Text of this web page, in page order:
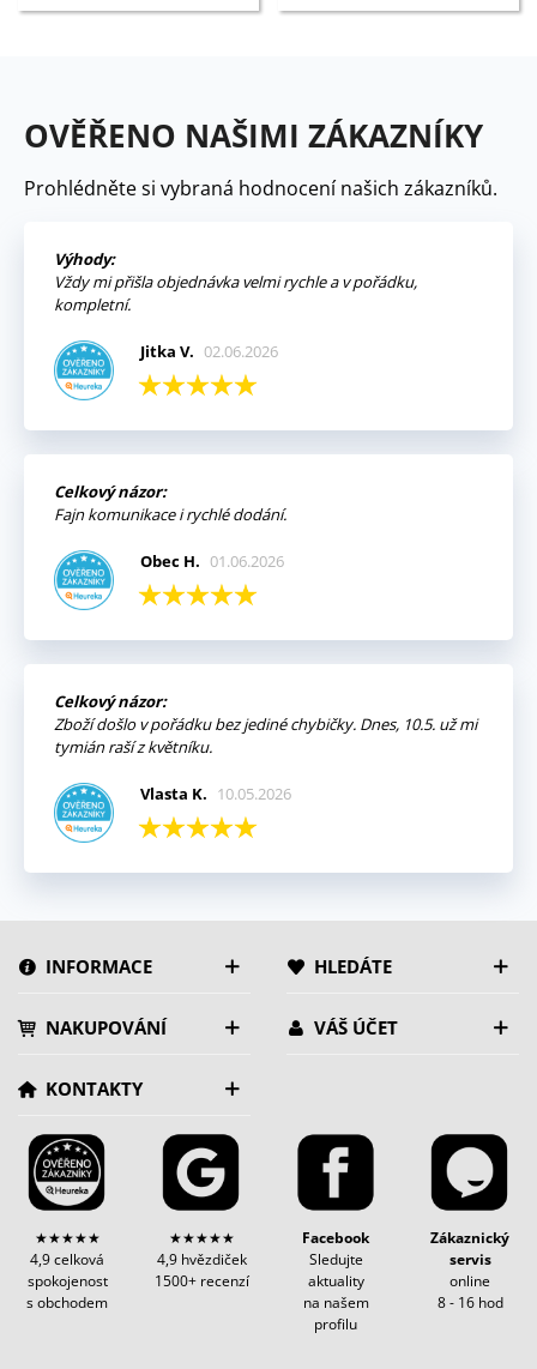
OVĚŘENO NAŠIMI ZÁKAZNÍKY
Prohlédněte si vybraná hodnocení našich zákazníků.
Výhody:
Vždy mi přišla objednávka velmi rychle a v pořádku,
kompletní.
Jitka V. 02.06.2026
Celkový názor:
Fajn komunikace i rychlé dodání.
Obec H. 01.06.2026
Celkový názor:
Zboží došlo v pořádku bez jediné chybičky. Dnes, 10.5. už mi
tymián raší z květníku.
Vlasta K. 10.05.2026
INFORMACE HLEDÁTE
NAKUPOVÁNÍ VÁŠ ÚČET
KONTAKTY
★★★★★
4,9 celková
spokojenost
s obchodem
★★★★★
4,9 hvězdiček
1500+ recenzí
Facebook
Sledujte
aktuality
na našem
profilu
Zákaznický
servis
online
8 - 16 hod